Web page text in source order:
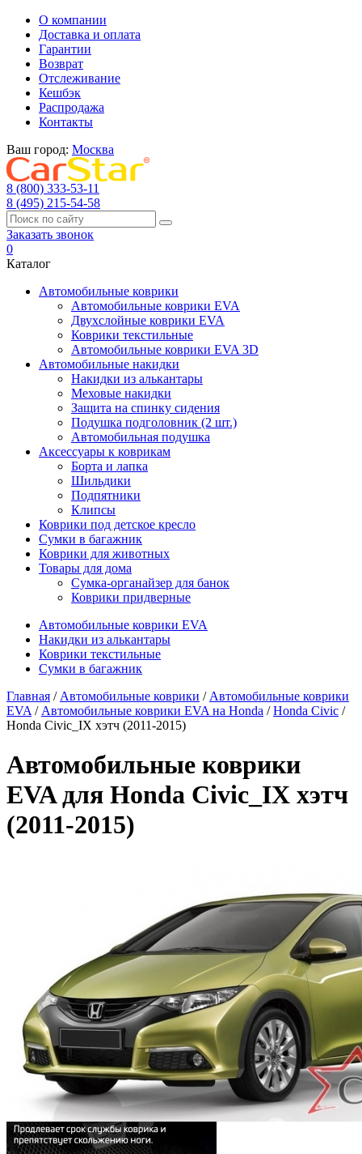
О компании
Доставка и оплата
Гарантии
Возврат
Отслеживание
Кешбэк
Распродажа
Контакты
Ваш город: Москва
8 (800) 333-53-11
8 (495) 215-54-58
Заказать звонок
0
Каталог
Автомобильные коврики
Автомобильные коврики EVA
Двухслойные коврики EVA
Коврики текстильные
Автомобильные коврики EVA 3D
Автомобильные накидки
Накидки из алькантары
Меховые накидки
Защита на спинку сидения
Подушка подголовник (2 шт.)
Автомобильная подушка
Аксессуары к коврикам
Борта и лапка
Шильдики
Подпятники
Клипсы
Коврики под детское кресло
Сумки в багажник
Коврики для животных
Товары для дома
Сумка-органайзер для банок
Коврики придверные
Автомобильные коврики EVA
Накидки из алькантары
Коврики текстильные
Сумки в багажник
Главная / Автомобильные коврики / Автомобильные коврики
EVA / Автомобильные коврики EVA на Honda /Honda Civic /
Honda Civic_IX хэтч (2011-2015)
Автомобильные коврики
EVA для Honda Civic_IX хэтч
(2011-2015)